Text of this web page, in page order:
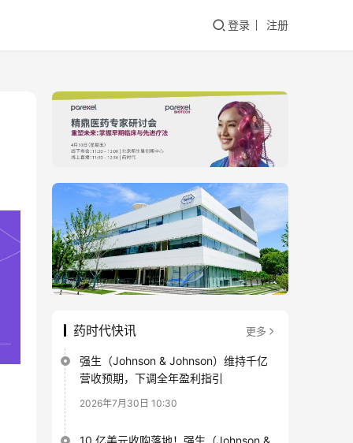
登录 注册
药时代快讯 更多
强生（Johnson & Johnson）维持千亿
营收预期，下调全年盈利指引
2026年7月30日 10:30
10 亿美元收购落地！强生（Johnson &